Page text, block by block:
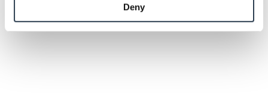
Weitere Informationen:Impressum Datenschutz
Deny